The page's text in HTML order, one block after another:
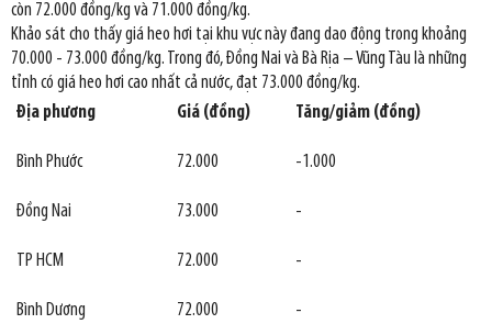
còn 72.000 đồng/kg và 71.000 đồng/kg.
Khảo sát cho thấy giá heo hơi tại khu vực này đang dao động trong khoảng
70.000 - 73.000 đồng/kg. Trong đó, Đồng Nai và Bà Rịa – Vũng Tàu là những
tỉnh có giá heo hơi cao nhất cả nước, đạt 73.000 đồng/kg.
Địa phương
Giá (đồng) Tăng/giảm (đồng)
Bình Phước 72.000 -1.000
Đồng Nai 73.000 -
TP HCM 72.000 -
Bình Dương 72.000 -